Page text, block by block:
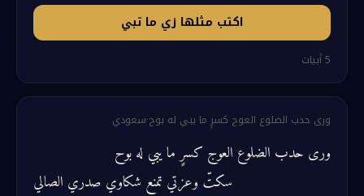
اكتب مثلها زي ما تبي
5أبيات
ورى حدب الضلوع العوج كسرٍ ما يبي له بوح·سعودي
ورى حدب الضلوع العوج كسرٍ ما يبي له بوح
سكتّ وعزتي تمنع شكاوي صدري الصالي